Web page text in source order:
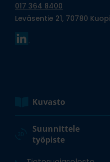
017 364 8400
Leväsentie 21, 70780
Kuvasto
Suunnittele
työpiste